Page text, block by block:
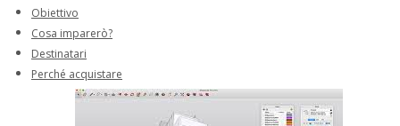
Obiettivo
Cosa imparerò?
Destinatari
Perché acquistare